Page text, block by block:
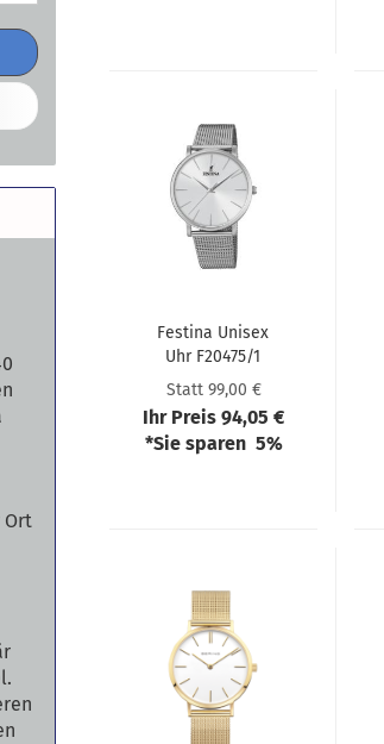
Festi­na Unisex
Uhr F20475/1
Statt 99,00 €
Ihr Preis 94,05 €
*Sie sparen 5%
Ort